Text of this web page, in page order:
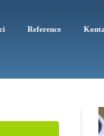
Reference